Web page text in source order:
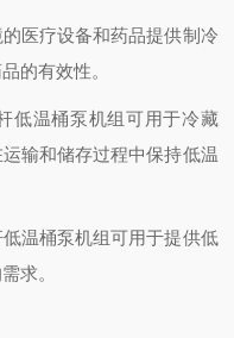
医疗设备和药品提供制冷
的有效性。
低温桶泵机组可用于冷藏
输和储存过程中保持低温
温桶泵机组可用于提供低
求。